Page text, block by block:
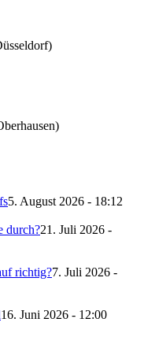
5. August 2026 - 18:12
durch?21. Juli 2026 -
richtig?7. Juli 2026 -
16. Juni 2026 - 12:00